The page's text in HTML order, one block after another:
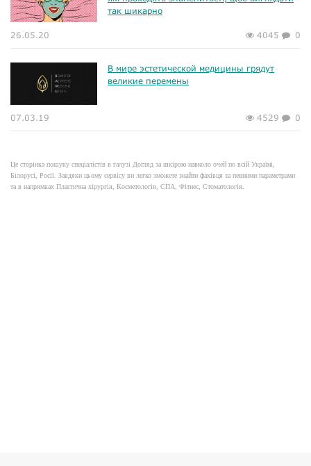
так шикарно
26.05.20 4045 0
В мире эстетической медицины грядут
великие перемены
07.03.19 4529 0
Це сторінка пошуку спеціалістів в галузі Догляд за шкірою навколо очей по всій Україні,
Білорусі, Росії. Завдяки цьому сервісу ви легко зможете знайти фахівця за певними параметрами
та в напрямках Пластична хірургія, Косметологія, СПА, Фітнес, Стоматологія.